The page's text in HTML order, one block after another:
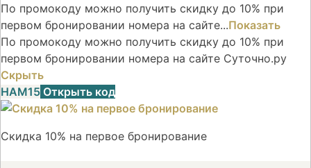
По промокоду можно получить скидку до 10% при
первом бронировании номера на сайте...Показать
По промокоду можно получить скидку до 10% при
первом бронировании номера на сайте Суточно.ру
Скрыть
НАМ15 Открыть код
Скидка 10% на первое бронирование